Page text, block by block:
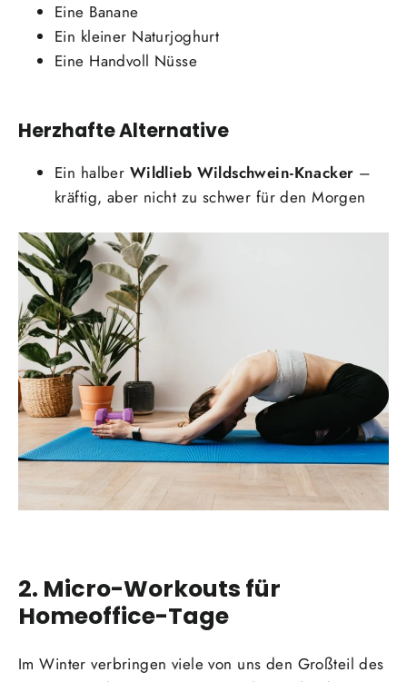
Eine Banane
Ein kleiner Naturjoghurt
Eine Handvoll Nüsse
Herzhafte Alternative
Ein halber Wildlieb Wildschwein-Knacker –
kräftig, aber nicht zu schwer für den Morgen
2. Micro-Workouts für
Homeoffice-Tage
Im Winter verbringen viele von uns den Großteil des